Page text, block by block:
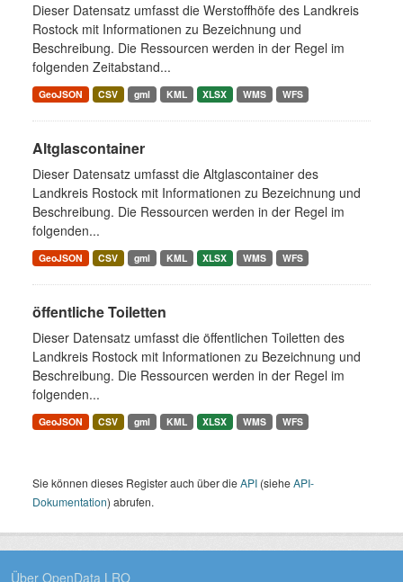
Dieser Datensatz umfasst die Werstoffhöfe des Landkreis
Rostock mit Informationen zu Bezeichnung und
Beschreibung. Die Ressourcen werden in der Regel im
folgenden Zeitabstand...
GeoJSON CSV gml KML XLSX WMS WFS
Altglascontainer
Dieser Datensatz umfasst die Altglascontainer des
Landkreis Rostock mit Informationen zu Bezeichnung und
Beschreibung. Die Ressourcen werden in der Regel im
folgenden...
GeoJSON CSV gml KML XLSX WMS WFS
öffentliche Toiletten
Dieser Datensatz umfasst die öffentlichen Toiletten des
Landkreis Rostock mit Informationen zu Bezeichnung und
Beschreibung. Die Ressourcen werden in der Regel im
folgenden...
GeoJSON CSV gml KML XLSX WMS WFS
Sie können dieses Register auch über dieAPI (sieheAPI-
Dokumentation) abrufen.
Über OpenData LRO